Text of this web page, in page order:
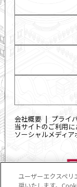
会社概要 プライ
当サイトのご利用に
ソーシャルメディア
ユーザーエクスペ